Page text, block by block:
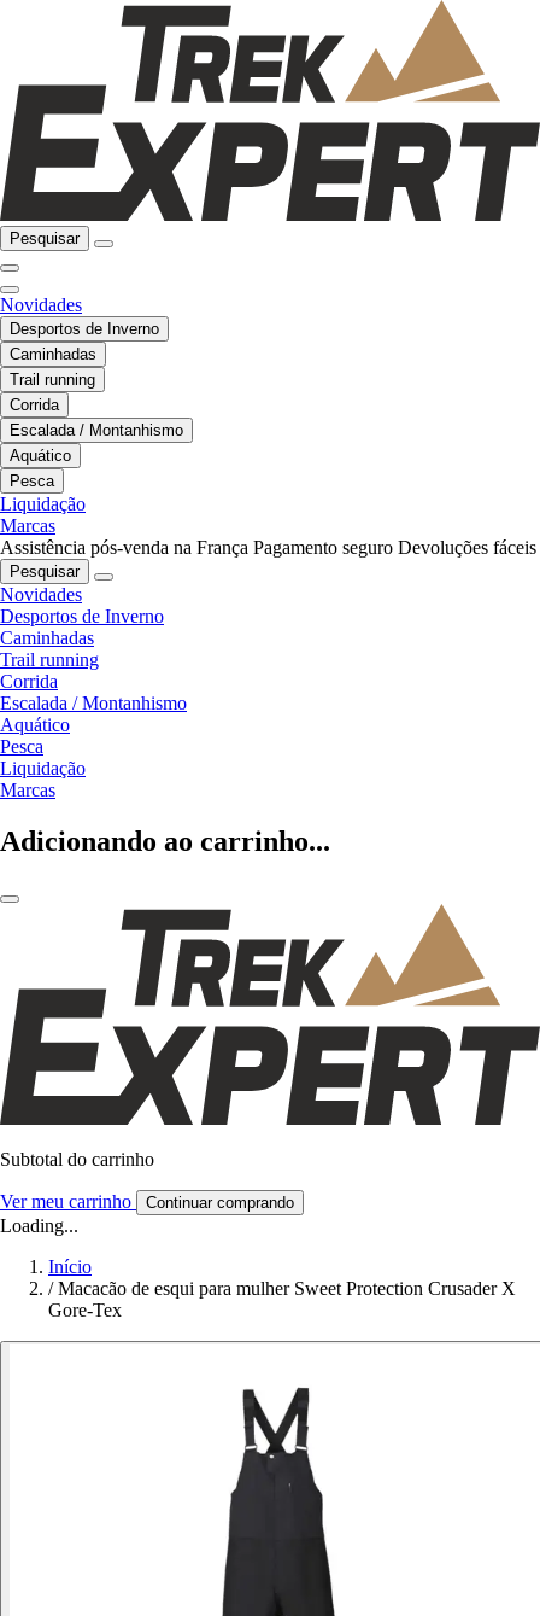
Pesquisar
Novidades
Desportos de Inverno
Caminhadas
Trail running
Corrida
Escalada / Montanhismo
Aquático
Pesca
Liquidação
Marcas
Assistência pós-venda na França Pagamento seguro Devoluções fáceis
Pesquisar
Novidades
Desportos de Inverno
Caminhadas
Trail running
Corrida
Escalada / Montanhismo
Aquático
Pesca
Liquidação
Marcas
Adicionando ao carrinho...
Subtotal do carrinho
Ver meu carrinho Continuar comprando
Loading...
Início
/ Macacão de esqui para mulher Sweet Protection Crusader X
Gore-Tex